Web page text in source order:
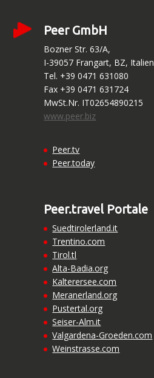
Peer GmbH
Bozner Str. 63/A,
I-39057 Frangart, BZ, Italien
Tel. +39 0471 631080
Fax +39 0471 631724
MwSt.Nr. IT02654890215
www.peer.biz
Peer.tv
Peer.today
Peer.travel Portale
Suedtirolerland.it
Trentino.com
Tirol.tl
Alta-Badia.org
Kalterersee.com
Meranerland.org
Pustertal.org
Seiser-Alm.it
Valgardena-Groeden.com
Weinstrasse.com